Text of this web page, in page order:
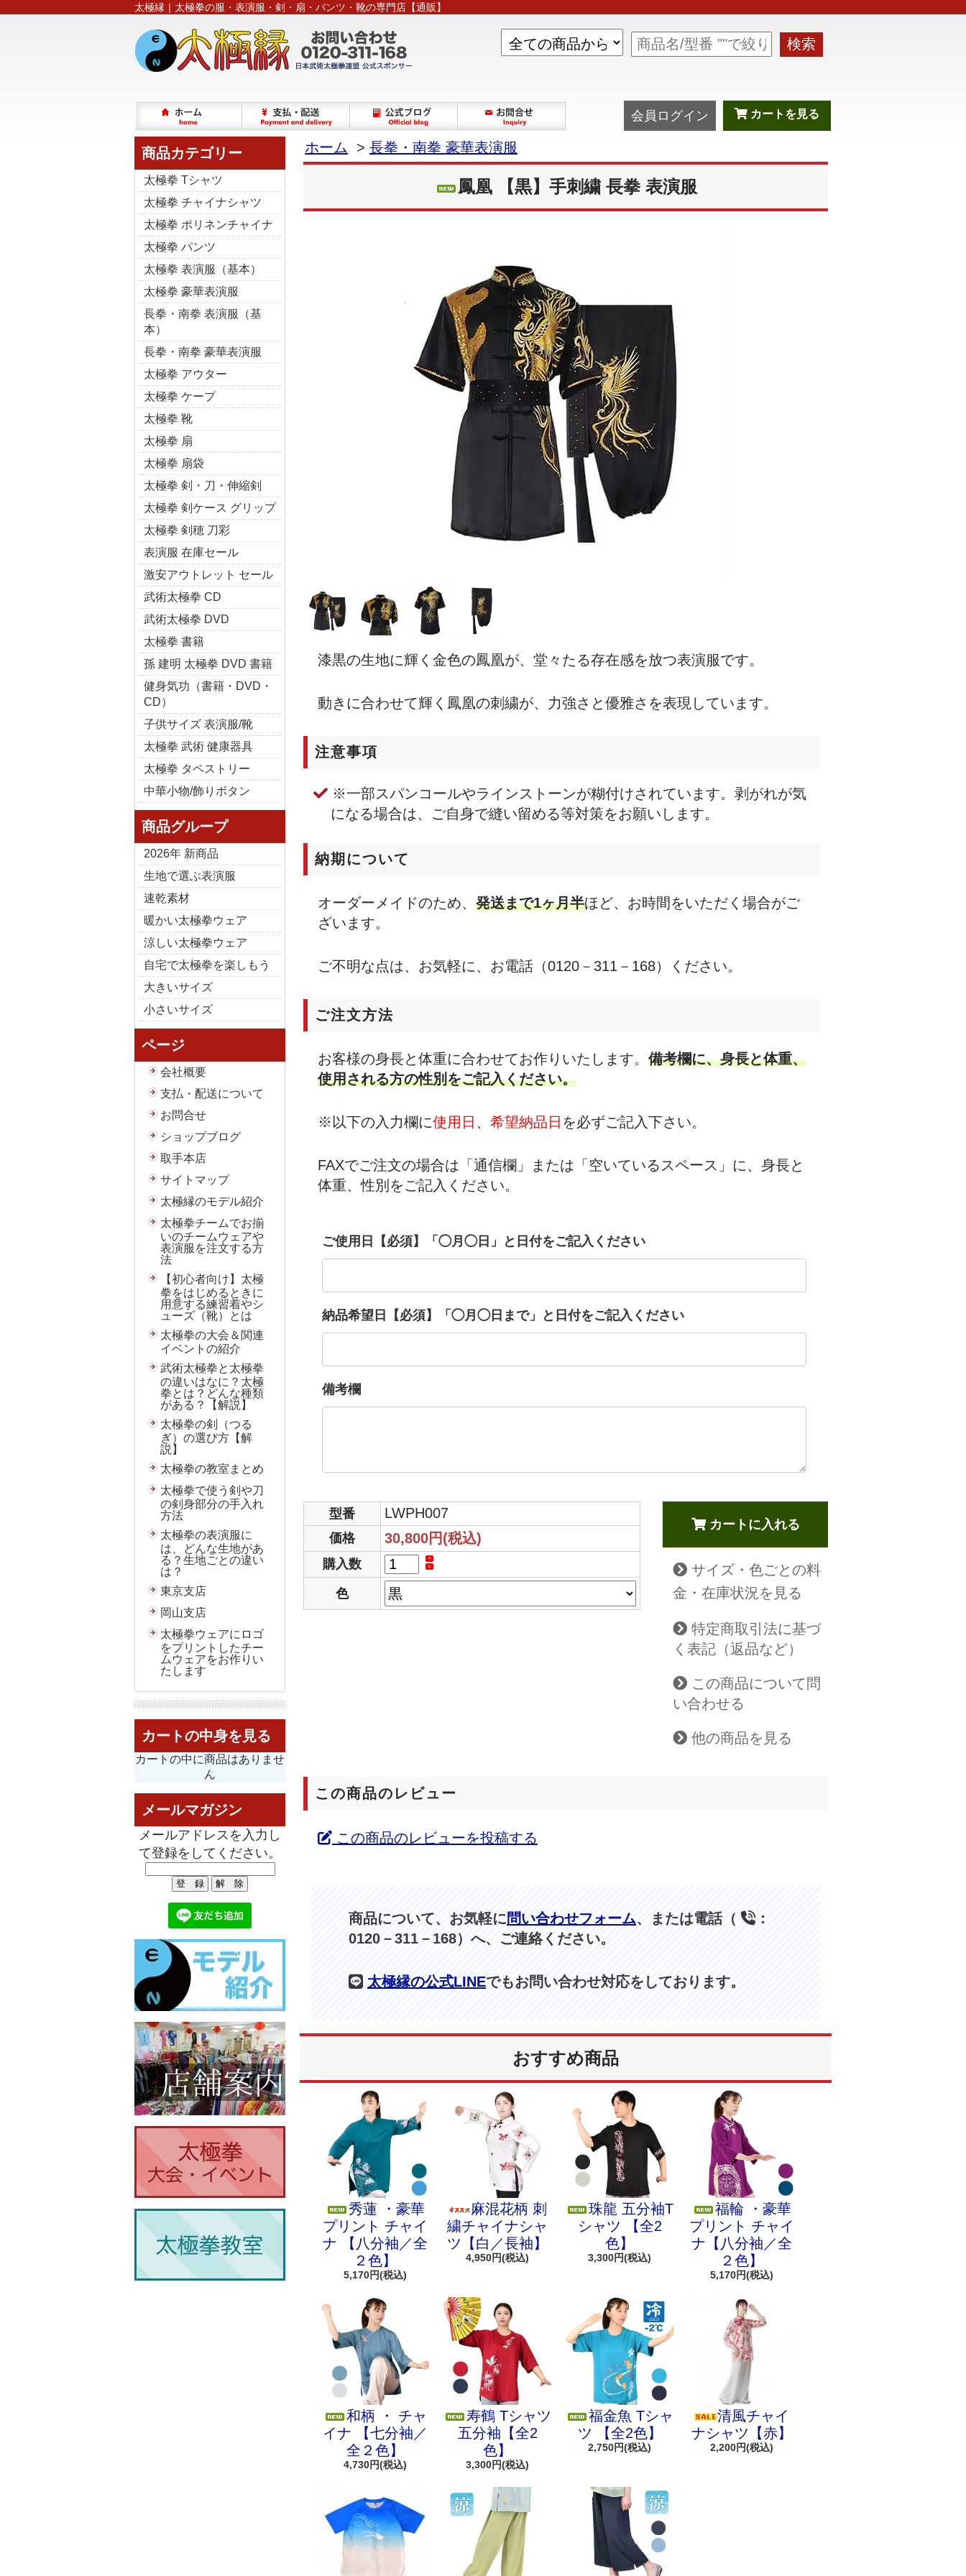
太極縁｜太極拳の服・表演服・剣・扇・パンツ・靴の専門店【通販】
検索
会員ログイン カートを見る
商品カテゴリー
太極拳 Tシャツ
太極拳 チャイナシャツ
太極拳 ポリネンチャイナ
太極拳 パンツ
太極拳 表演服（基本）
太極拳 豪華表演服
長拳・南拳 表演服（基
本）
長拳・南拳 豪華表演服
太極拳 アウター
太極拳 ケープ
太極拳 靴
太極拳 扇
太極拳 扇袋
太極拳 剣・刀・伸縮剣
太極拳 剣ケース グリップ
太極拳 剣穂 刀彩
表演服 在庫セール
激安アウトレット セール
武術太極拳 CD
武術太極拳 DVD
太極拳 書籍
孫 建明 太極拳 DVD 書籍
健身気功（書籍・DVD・
CD）
子供サイズ 表演服/靴
太極拳 武術 健康器具
太極拳 タペストリー
中華小物/飾りボタン
商品グループ
2026年 新商品
生地で選ぶ表演服
速乾素材
暖かい太極拳ウェア
涼しい太極拳ウェア
自宅で太極拳を楽しもう
大きいサイズ
小さいサイズ
ページ
会社概要
支払・配送について
お問合せ
ショップブログ
取手本店
サイトマップ
太極縁のモデル紹介
太極拳チームでお揃
いのチームウェアや
表演服を注文する方
法
【初心者向け】太極
拳をはじめるときに
用意する練習着やシ
ューズ（靴）とは
太極拳の大会＆関連
イベントの紹介
武術太極拳と太極拳
の違いはなに？太極
拳とは？どんな種類
がある？【解説】
太極拳の剣（つる
ぎ）の選び方【解
説】
太極拳の教室まとめ
太極拳で使う剣や刀
の剣身部分の手入れ
方法
太極拳の表演服に
は、どんな生地があ
る？生地ごとの違い
は？
東京支店
岡山支店
太極拳ウェアにロゴ
をプリントしたチー
ムウェアをお作りい
たします
カートの中身を見る
カートの中に商品はありませ
ん
メールマガジン
メールアドレスを入力し
て登録をしてください。
ホーム > 長拳・南拳 豪華表演服
鳳凰 【黒】手刺繍 長拳 表演服
漆黒の生地に輝く金色の鳳凰が、堂々たる存在感を放つ表演服です。
動きに合わせて輝く鳳凰の刺繍が、力強さと優雅さを表現しています。
注意事項
※一部スパンコールやラインストーンが糊付けされています。剥がれが気
になる場合は、ご自身で縫い留める等対策をお願いします。
納期について
オーダーメイドのため、 発送まで1ヶ月半ほど、お時間をいただく場合がご
ざいます。
ご不明な点は、お気軽に、お電話（0120－311－168）ください。
ご注文方法
お客様の身長と体重に合わせてお作りいたします。 備考欄に、身長と体重、
使用される方の性別をご記入ください。
※以下の入力欄に使用日 、 希望納品日 を必ずご記入下さい。
FAXでご注文の場合は「通信欄」または「空いているスペース」に、身長と
体重、性別をご記入ください。
ご使用日【必須】「◯月◯日」と日付をご記入ください
納品希望日【必須】「◯月◯日まで」と日付をご記入ください
備考欄
型番 LWPH007
価格 30,800円(税込)
購入数
色
カートに入れる
サイズ・色ごとの料
金・在庫状況を見る
特定商取引法に基づ
く表記（返品など）
この商品について問
い合わせる
他の商品を見る
この商品のレビュー
この商品のレビューを投稿する
商品について、お気軽に問い合わせフォーム、または電話（
：
0120－311－168）へ、ご連絡ください。
太極縁の公式LINEでもお問い合わせ対応をしております。
おすすめ商品
秀蓮 ・豪華
プリント チャイ
ナ 【八分袖／全
２色】
5,170円(税込)
麻混花柄 刺
繍チャイナシャ
ツ【白／長袖】
4,950円(税込)
珠龍 五分袖T
シャツ 【全2
色】
3,300円(税込)
福輪 ・豪華
プリント チャイ
ナ【八分袖／全
２色】
5,170円(税込)
和柄 ・ チャ
イナ 【七分袖／
全２色】
4,730円(税込)
寿鶴 Tシャツ
五分袖【全2
色】
3,300円(税込)
福金魚 Tシャ
ツ 【全2色】
2,750円(税込)
清風チャイ
ナシャツ【赤】
2,200円(税込)